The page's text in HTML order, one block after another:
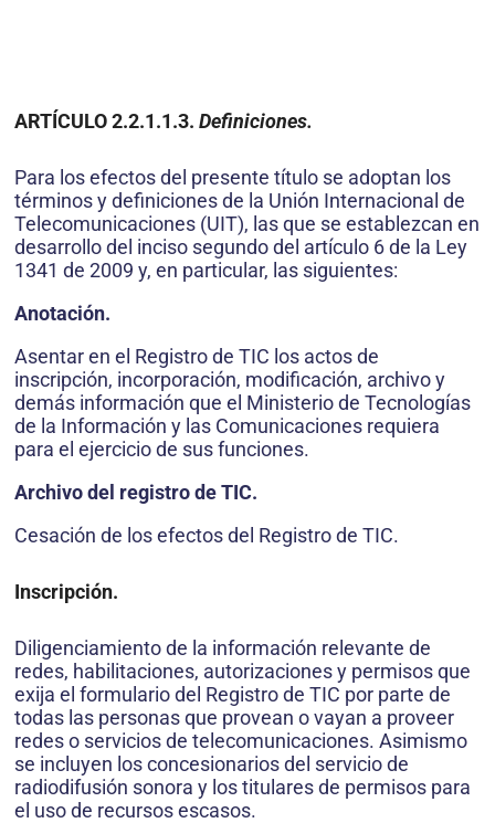
ARTÍCULO 2.2.1.1.3. Definiciones.
Para los efectos del presente título se adoptan los
términos y definiciones de la Unión Internacional de
Telecomunicaciones (UIT), las que se establezcan en
desarrollo del inciso segundo del artículo 6 de la Ley
1341 de 2009 y, en particular, las siguientes:
Anotación.
Asentar en el Registro de TIC los actos de
inscripción, incorporación, modificación, archivo y
demás información que el Ministerio de Tecnologías
de la Información y las Comunicaciones requiera
para el ejercicio de sus funciones.
Archivo del registro de TIC.
Cesación de los efectos del Registro de TIC.
Inscripción.
Diligenciamiento de la información relevante de
redes, habilitaciones, autorizaciones y permisos que
exija el formulario del Registro de TIC por parte de
todas las personas que provean o vayan a proveer
redes o servicios de telecomunicaciones. Asimismo
se incluyen los concesionarios del servicio de
radiodifusión sonora y los titulares de permisos para
el uso de recursos escasos.